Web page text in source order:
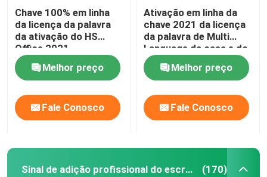
Chave 100% em linha
da licença da palavra
da ativação do HS
Office 2021
Melhor preço
Fale Conosco
Ativação em linha da
chave 2021 da licença
da palavra de Multi
Language da casa e do
estudante
Melhor preço
Fale Conosco
Sinal de adição profissional do escritório 2019 (170)